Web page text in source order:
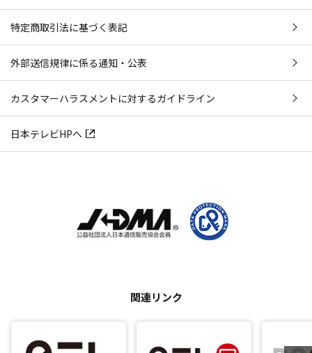
特定商取引法に基づく表記
外部送信規律に係る通知・公表
カスタマーハラスメントに対するガイドライン
日本テレビHPへ
関連リンク